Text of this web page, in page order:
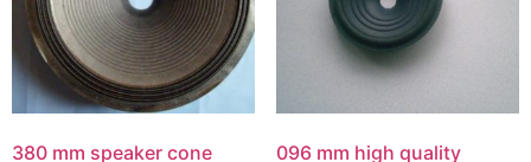
380 mm speaker cone 096 mm high quality